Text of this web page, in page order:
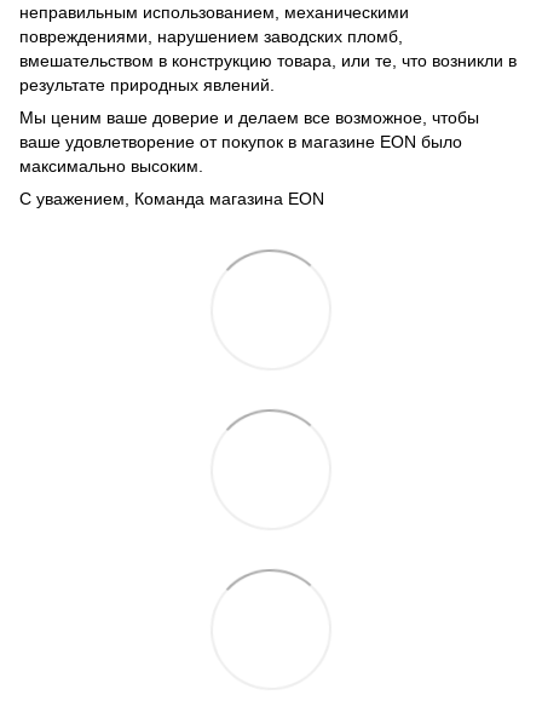
неправильным использованием, механическими
повреждениями, нарушением заводских пломб,
вмешательством в конструкцию товара, или те, что возникли в
результате природных явлений.
Мы ценим ваше доверие и делаем все возможное, чтобы
ваше удовлетворение от покупок в магазине EON было
максимально высоким.
С уважением, Команда магазина EON